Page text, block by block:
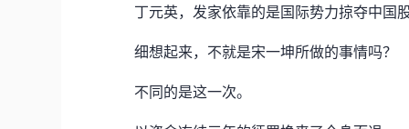
丁元英，发家依靠的是国际势力掠夺中国
细想起来，不就是宋一坤所做的事情吗？
不同的是这一次。